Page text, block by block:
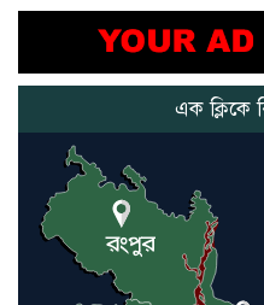
এক ক্লিকে